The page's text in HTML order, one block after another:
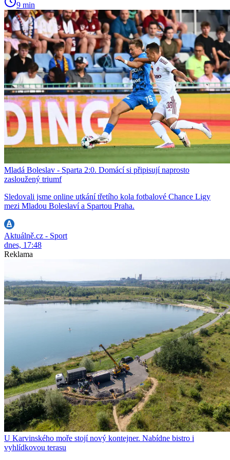
9 min
Mladá Boleslav - Sparta 2:0. Domácí si připisují naprosto
zasloužený triumf
Sledovali jsme online utkání třetího kola fotbalové Chance Ligy
mezi Mladou Boleslaví a Spartou Praha.
Aktuálně.cz - Sport
dnes, 17:48
Reklama
U Karvinského moře stojí nový kontejner. Nabídne bistro i
vyhlídkovou terasu